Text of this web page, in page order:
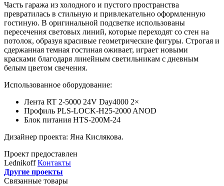
Часть гаража из холодного и пустого пространства
превратилась в стильную и привлекательно оформленную
гостиную. В оригинальной подсветке использованы
пересечения световых линий, которые переходят со стен на
потолок, образуя красивые геометрические фигуры. Строгая и
сдержанная темная гостиная оживает, играет новыми
красками благодаря линейным светильникам с дневным
белым цветом свечения.
Использованное оборудование:
Лента RT 2-5000 24V Day4000 2×
Профиль PLS-LOCK-H25-2000 ANOD
Блок питания HTS-200M-24
Дизайнер проекта: Яна Кислякова.
Проект предоставлен
Lednikoff Контакты
Другие проекты
Связанные товары